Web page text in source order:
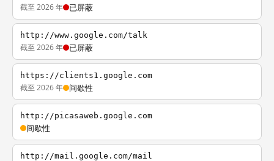
截至 2026 年 已屏蔽
http://www.google.com/talk
截至 2026 年 已屏蔽
https://clients1.google.com
截至 2026 年 间歇性
http://picasaweb.google.com
间歇性
http://mail.google.com/mail